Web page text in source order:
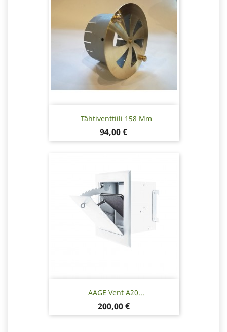
Tähtiventtiili 158 Mm
Hinta
94,00 €
AAGE Vent A20...
Hinta
200,00 €